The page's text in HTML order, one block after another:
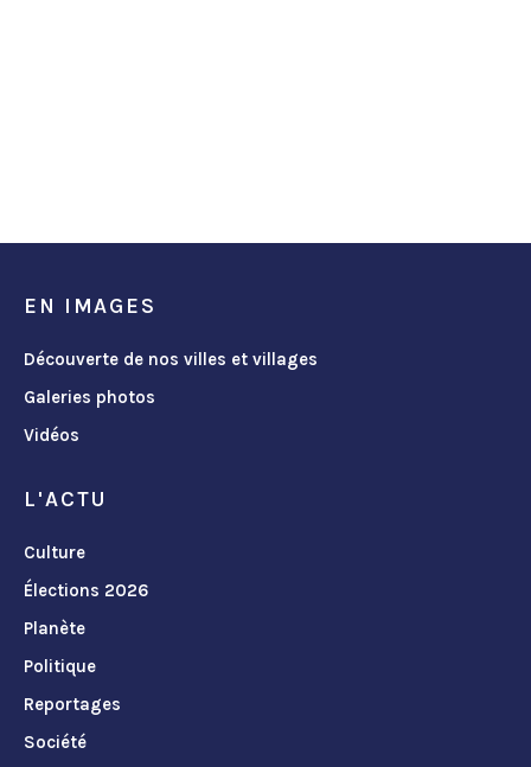
EN IMAGES
Découverte de nos villes et villages
Galeries photos
Vidéos
L'ACTU
Culture
Élections 2026
Planète
Politique
Reportages
Société